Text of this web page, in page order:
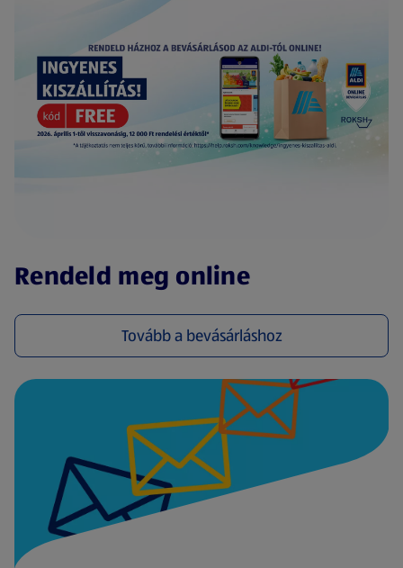
Rendeld meg online
Tovább a bevásárláshoz
(új oldalon nyílik meg)